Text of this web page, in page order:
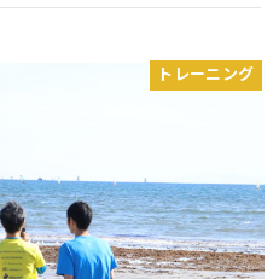
トレーニング